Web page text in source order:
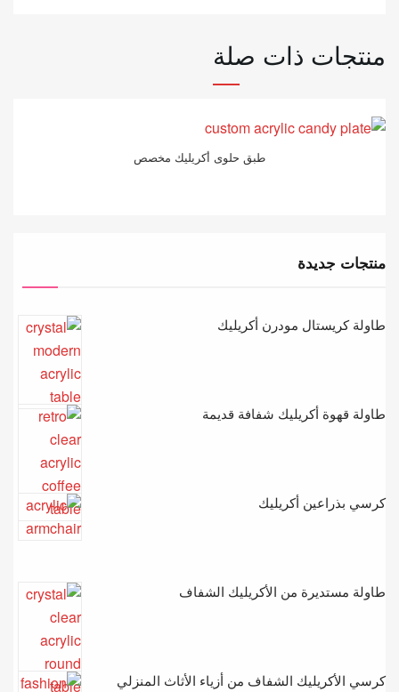
منتجات ذات صلة
طبق حلوى أكريليك مخصص
منتجات جديدة
طاولة كريستال مودرن أكريليك
طاولة قهوة أكريليك شفافة قديمة
كرسي بذراعين أكريليك
طاولة مستديرة من الأكريليك الشفاف
كرسي الأكريليك الشفاف من أزياء الأثاث المنزلي